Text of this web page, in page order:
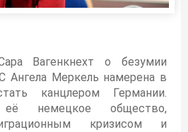
Вагенкнехт о безумии
Ангела Меркель намерена в
канцлером Германии.
немецкое общество,
кризисом и